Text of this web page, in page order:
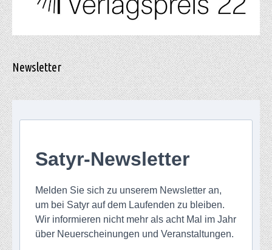
Newsletter
Satyr-Newsletter
Melden Sie sich zu unserem Newsletter an,
um bei Satyr auf dem Laufenden zu bleiben.
Wir informieren nicht mehr als acht Mal im Jahr
über Neuerscheinungen und Veranstaltungen.